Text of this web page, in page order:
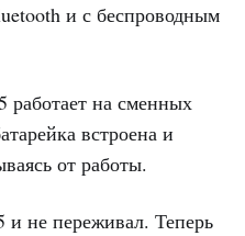
и с беспроводным
работает на сменных
встроена и
от работы.
не переживал. Теперь